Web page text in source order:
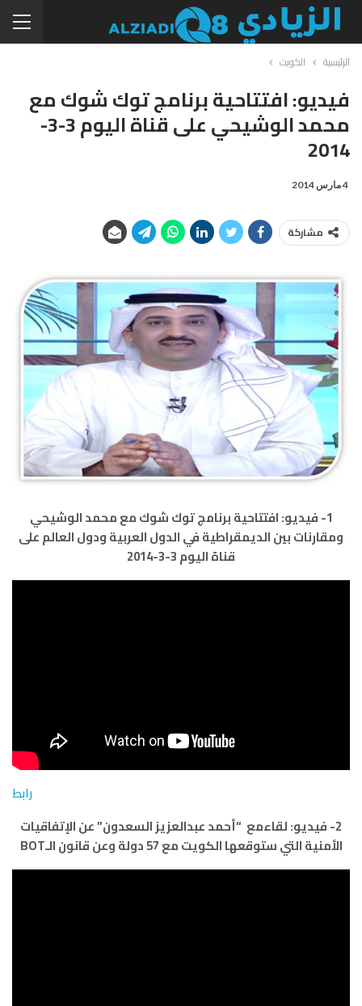
الرئيسية الكويت
فيديو: افتتاحية برنامج توك شوك مع
محمد الوشيحي على قناة اليوم 3-3-
2014
4 مارس 2014
مشاركة
1- فيديو: افتتاحية برنامج توك شوك مع محمد الوشيحي
ومقارنات بين الديمقراطية في الدول العربية ودول العالم على
قناة اليوم 3-3-2014
رابط
2- فيديو: لقاءمع “أحمد عبدالعزيز السعدون” عن الإتفاقيات
الأمنية التي ستوقعها الكويت مع 57 دولة وعن قانون الـBOT